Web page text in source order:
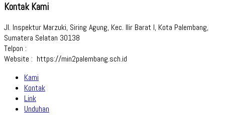
Kontak Kami
Jl. Inspektur Marzuki, Siring Agung, Kec. Ilir Barat I, Kota Palembang,
Sumatera Selatan 30138
Telpon :
Website : https://min2palembang.sch.id
Kami
Kontak
Link
Unduhan